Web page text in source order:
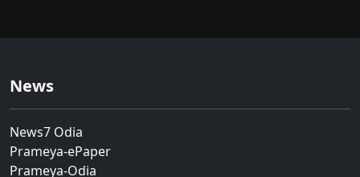
News
News7 Odia
Prameya-ePaper
Prameya-Odia